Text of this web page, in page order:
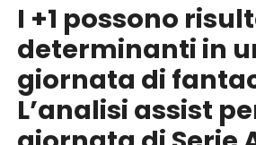
I +1 possono
determinanti in
giornata di
L’analisi assist